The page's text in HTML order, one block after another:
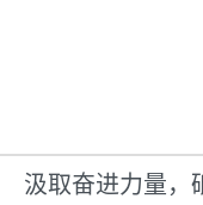
汲取奋进力量，